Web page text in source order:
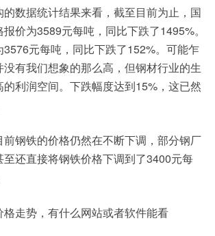
数据统计结果来看，截至目前为止，国
价为3589元每吨，同比下跌了1495%。
元每吨，同比下跌了152%。可能乍
有我们想象的那么高，但钢材行业的生
利润空间。下跌幅度达到15%，这已然
前钢铁的价格仍然在不断下调，部分钢厂
至还直接将钢铁价格下调到了3400元每
格走势，有什么网站或者软件能看